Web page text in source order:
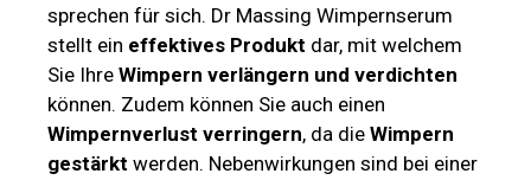
sprechen für sich. Dr Massing Wimpernserum
stellt ein effektives Produkt dar, mit welchem
Sie Ihre Wimpern verlängern und verdichten
können. Zudem können Sie auch einen
Wimpernverlust verringern, da die Wimpern
gestärkt werden. Nebenwirkungen sind bei einer